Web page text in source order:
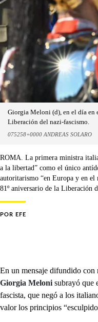
Giorgia Meloni (d), en el día en
Liberación del nazi-fascismo.
075258+0000 ANDREAS SOLARO
ROMA. La primera ministra
a la libertad” como el único
autoritarismo “en Europa y en
81º aniversario de la Liberación
POR EFE
En un mensaje difundido
Giorgia Meloni subrayó que
fascista, que negó a los
valor los principios